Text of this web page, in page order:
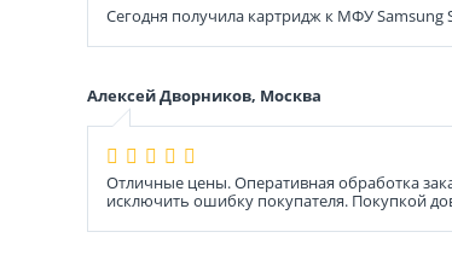
Сегодня получила картридж к МФУ Samsung
Алексей Дворников, Москва
Отличные цены. Оперативная обработка
исключить ошибку покупателя. Покупкой